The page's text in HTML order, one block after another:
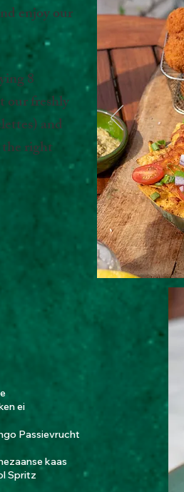
enjoy our
8
our freshly
and
the right
ei
Passievrucht
kaas
​ Spritz